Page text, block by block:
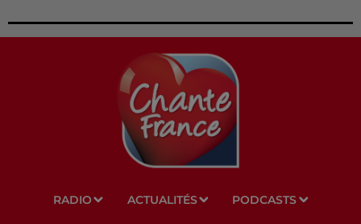
RADIO ACTUALITÉS PODCASTS